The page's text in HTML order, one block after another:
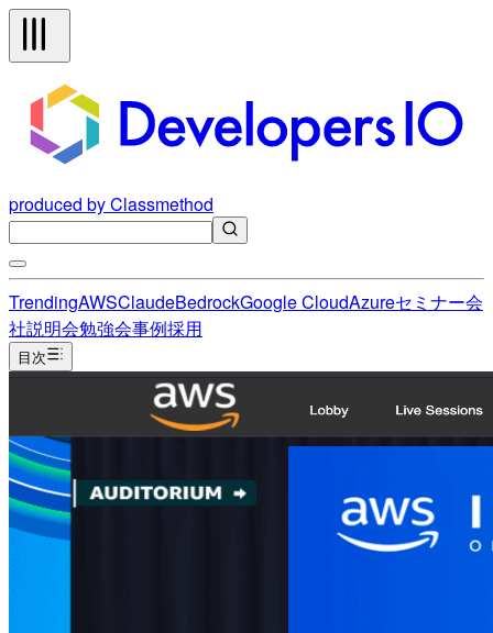
produced by Classmethod
TrendingAWSClaudeBedrockGoogle CloudAzureセミナー会
社説明会勉強会事例採用
目次